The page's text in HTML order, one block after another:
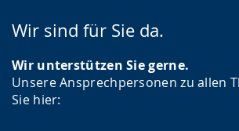
Wir sind für Sie da.
Wir unterstützen Sie gerne.
Unsere Ansprechpersonen zu allen
Sie hier: